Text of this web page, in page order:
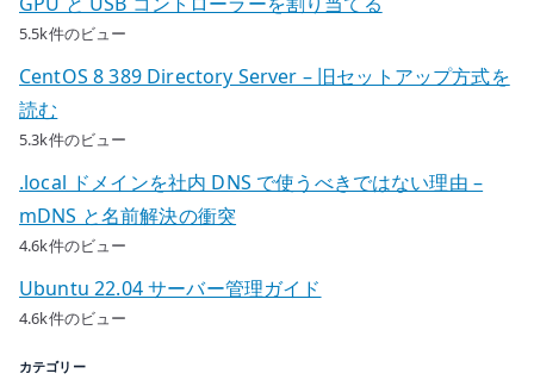
5.5k件のビュー
CentOS 8 389 Directory Server – 旧セットアップ方式を
読む
5.3k件のビュー
.local ドメインを社内 DNS で使うべきではない理由 –
mDNS と名前解決の衝突
4.6k件のビュー
Ubuntu 22.04 サーバー管理ガイド
4.6k件のビュー
カテゴリー